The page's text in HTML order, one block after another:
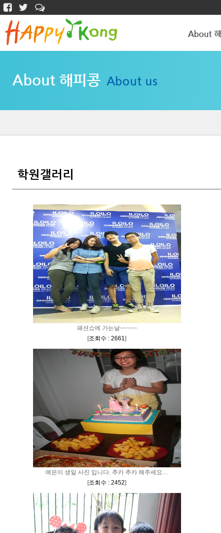
About
About 해피콩 About us
학원갤러리
패션쇼에 가는날~~~~~
[조회수 : 2661]
예은이 생일 사진 입니다. 추카 추카 해주세요....
[조회수 : 2452]